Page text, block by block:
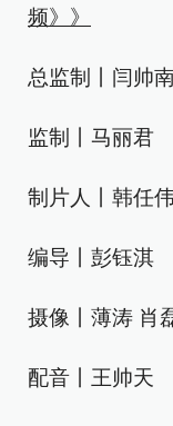
频》》
总监制丨闫帅
监制丨马丽君
制片人丨韩任
编导丨彭钰淇
摄像丨薄涛 肖
配音丨王帅天